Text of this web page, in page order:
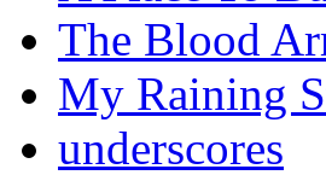
The Blood
My Raining
underscores